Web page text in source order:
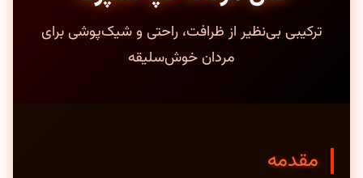
ترکیبی بی‌نظیر از ظرافت، راحتی و شیک‌پوشی برای
مردان خوش‌سلیقه
مقدمه